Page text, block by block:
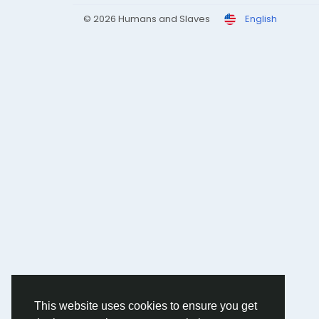
This website uses cookies to ensure you get
© 2026 Humans and Slaves English